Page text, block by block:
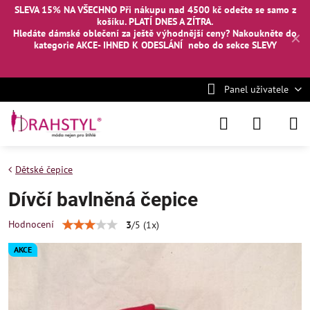
✕
SLEVA 15% NA VŠECHNO Při nákupu nad 4500 kč odečte se samo z
košíku. PLATÍ DNES A ZÍTRA.
Hledáte dámské oblečení za ještě výhodnější ceny? Nakoukněte do
kategorie AKCE- IHNED K ODESLÁNÍ nebo do sekce SLEVY
Panel uživatele
AKCE
Dětské čepice
Dívčí bavlněná čepice
Hodnocení 3/5 (1x)